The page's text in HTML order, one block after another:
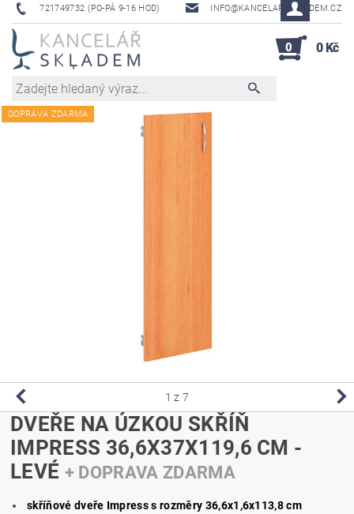
721749732 (PO-PÁ 9-16 HOD) INFO@KANCELAR-SKLADEM.CZ
0 0 Kč
DOPRAVA ZDARMA
1 z 7
DVEŘE NA ÚZKOU SKŘÍŇ
IMPRESS 36,6X37X119,6 CM -
LEVÉ + DOPRAVA ZDARMA
skříňové dveře Impress s rozměry 36,6x1,6x113,8 cm